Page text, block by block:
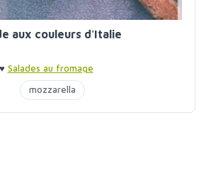
aux couleurs d'Italie
♥ Salades au fromage
mozzarella